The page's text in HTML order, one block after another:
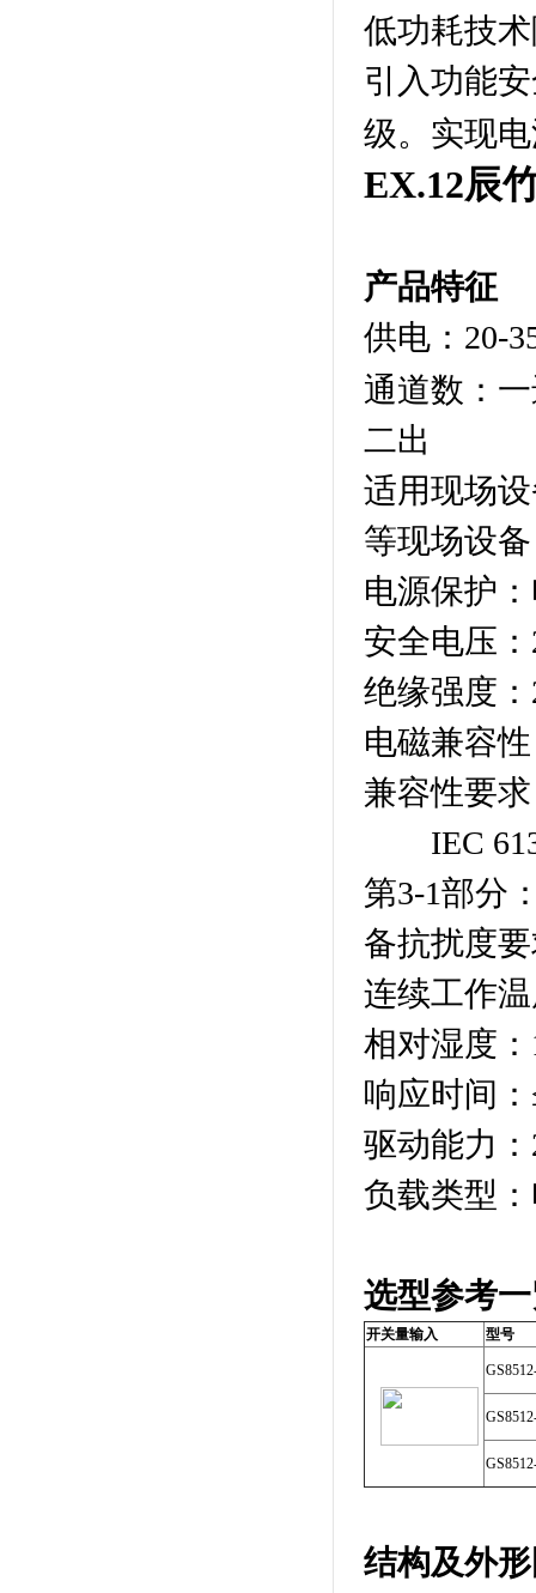
低功耗技
引入功能
级。实现
EX.12辰
产品特征
供电：20-
通道数：
二出
适用现场
等现场设备
电源保护
安全电压：
绝缘强度
电磁兼容
兼容性要
IEC
第3-1部分
备抗扰度
连续工作
相对湿度：
响应时间：
驱动能力
负载类型
选型参考
开关量输入 型号
结构及外